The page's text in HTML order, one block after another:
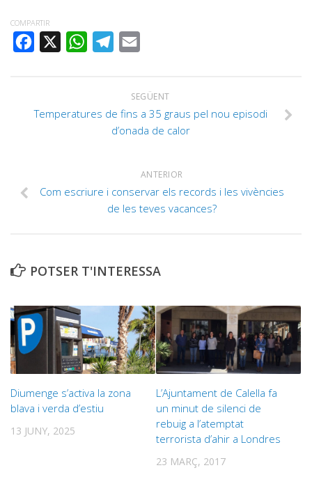
COMPARTIR
FACEBOOK
WHATSAPPTELEGRAM
SEGÜENT
Temperatures de fins a 35 graus pel nou episodi
d’onada de calor
ANTERIOR
Com escriure i conservar els records i les vivències
de les teves vacances?
POTSER T'INTERESSA
Diumenge s’activa la zona
blava i verda d’estiu
13 JUNY, 2025
L’Ajuntament de Calella fa
un minut de silenci de
rebuig a l’atemptat
terrorista d’ahir a Londres
23 MARÇ, 2017